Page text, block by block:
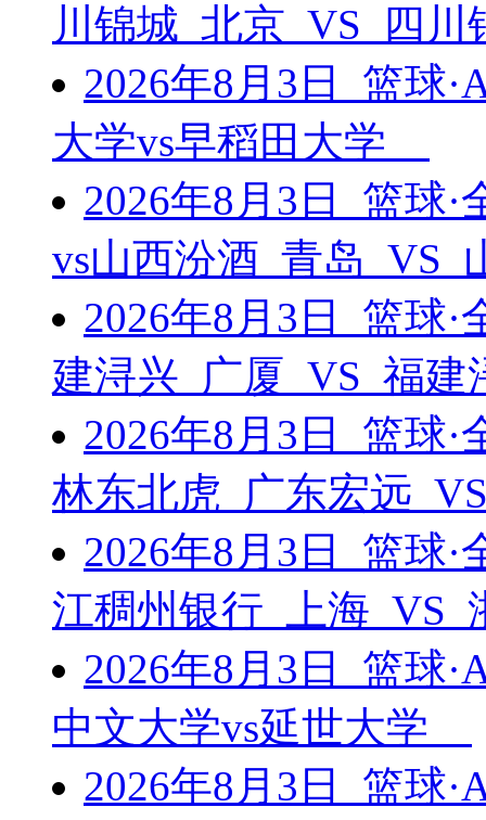
川锦城 北京 VS 四
2026年8月3日 篮球
大学vs早稻田大学
2026年8月3日 篮球·
vs山西汾酒 青岛 VS
2026年8月3日 篮球·
建浔兴 广厦 VS 福
2026年8月3日 篮球·
林东北虎 广东宏远
2026年8月3日 篮球·
江稠州银行 上海 VS
2026年8月3日 篮球
中文大学vs延世大学
2026年8月3日 篮球